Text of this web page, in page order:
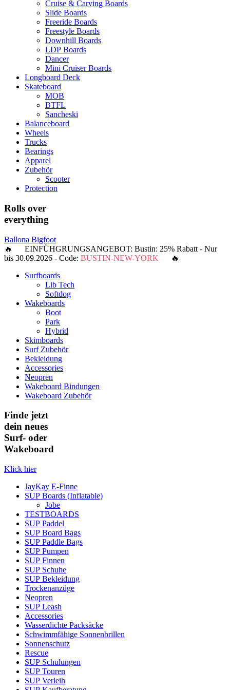
Cruise & Carving Boards
Slide Boards
Freeride Boards
Freestyle Boards
Downhill Boards
LDP Boards
Dancer
Mini Cruiser Boards
Longboard Deck
Skateboard
MOB
BTFL
Sancheski
Balanceboard
Wheels
Trucks
Bearings
Apparel
Zubehör
Scooter
Protection
Rolls over
everything
Ballona Bigfoot
🔥 EINFÜHGRUNGSANGEBOT: Bustin: 25% Rabatt - Nur
bis 30.09.2026 - Code: BUSTIN-NEW-YORK 🔥
Surfboards
Lib Tech
Softdog
Wakeboards
Boot
Park
Hybrid
Skimboards
Surf Zubehör
Bekleidung
Accessories
Neopren
Wakeboard Bindungen
Wakeboard Zubehör
Finde jetzt
dein neues
Surf- oder
Wakeboard
Klick hier
JayKay E-Finne
SUP Boards (Inflatable)
Jobe
TESTBOARDS
SUP Paddel
SUP Board Bags
SUP Paddle Bags
SUP Pumpen
SUP Finnen
SUP Schuhe
SUP Bekleidung
Trockenanzüge
Neopren
SUP Leash
Accessories
Wasserdichte Packsäcke
Schwimmfähige Sonnenbrillen
Sonnenschutz
Rescue
SUP Schulungen
SUP Touren
SUP Verleih